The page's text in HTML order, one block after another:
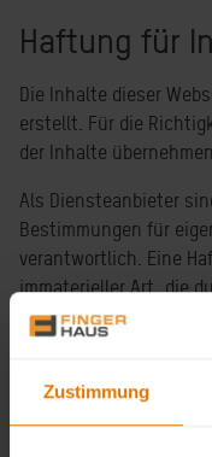
Zustimmung
Haftung für
Die Inhalte dieser
erstellt. Für die
der Inhalte
Als Diensteanbieter
Bestimmungen für
verantwortlich. Eine
immaterieller Art, die
der bereitgestellten
ausgeschlossen,